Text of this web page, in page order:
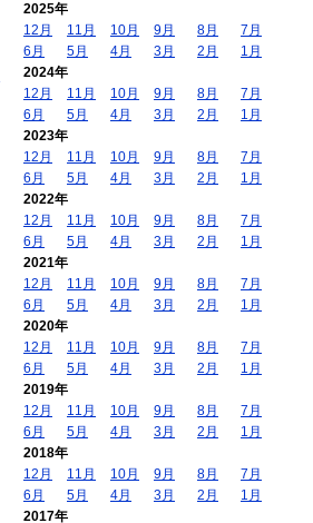
2025年
12月
11月 10月 9月 8月
7月
6月
5月 4月 3月 2月
1月
2024年
12月
11月 10月 9月 8月
7月
6月
5月 4月 3月 2月
1月
2023年
12月
11月 10月 9月 8月
7月
6月
5月 4月 3月 2月
1月
2022年
12月
11月 10月 9月 8月
7月
6月
5月 4月 3月 2月
1月
2021年
12月
11月 10月 9月 8月
7月
6月
5月 4月 3月 2月
1月
2020年
12月
11月 10月 9月 8月
7月
6月
5月 4月 3月 2月
1月
2019年
12月
11月 10月 9月 8月
7月
6月
5月 4月 3月 2月
1月
2018年
12月
11月 10月 9月 8月
7月
6月
5月 4月 3月 2月
1月
2017年